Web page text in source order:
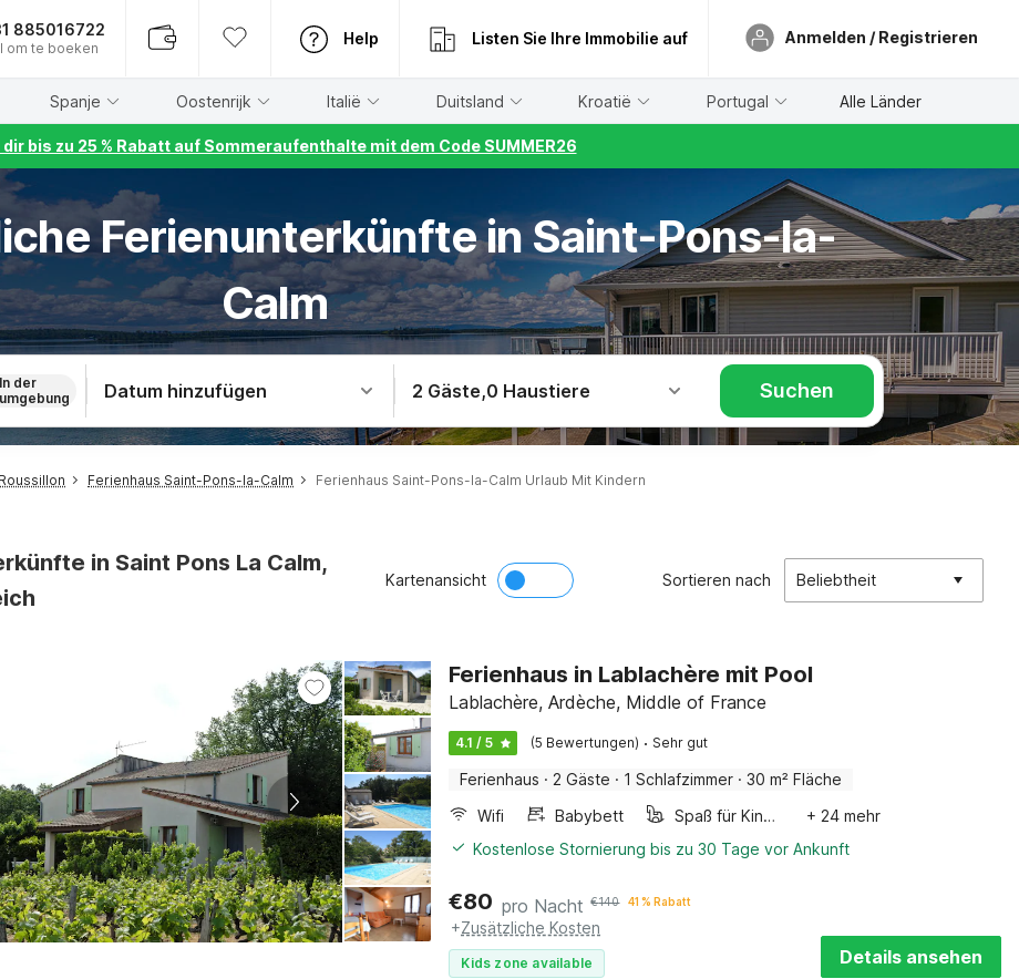
885016722
om te boeken
Help Listen Sie Ihre Immobilie auf Anmelden / Registrieren
Spanje Oostenrijk Italië Duitsland Kroatië Portugal Alle Länder
dir bis zu 25 % Rabatt auf Sommeraufenthalte mit dem Code SUMMER26
Ferienunterkünfte in Saint-Pons-la-
Calm
In der
umgebung
Datum hinzufügen 2 Gäste,0 Haustiere Suchen
Ferienhaus Saint-Pons-la-Calm Ferienhaus Saint-Pons-la-Calm Urlaub Mit Kindern
in Saint Pons La Calm,
Kartenansicht Sortieren nach Beliebtheit
Ferienhaus in Lablachère mit Pool
Lablachère, Ardèche, Middle of France
4.1 / 5 (5 Bewertungen) · Sehr gut
Ferienhaus · 2 Gäste · 1 Schlafzimmer · 30 m² Fläche
Wifi
Babybett Spaß für Kinder
+ 24 mehr
Kostenlose Stornierung bis zu 30 Tage vor Ankunft
€80 pro Nacht €140 41 % Rabatt
+Zusätzliche Kosten
Kids zone available Details ansehen